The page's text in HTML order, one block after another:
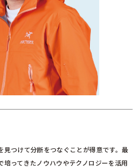
見つけて分断をつなぐことが得意です。最
培ってきたノウハウやテクノロジーを活用